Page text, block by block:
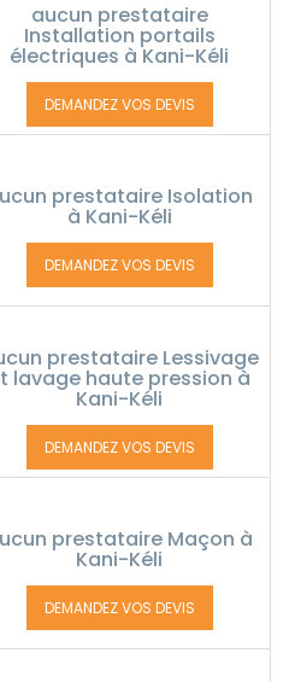
aucun prestataire
Installation portails
électriques à Kani-Kéli
DEMANDEZ VOS DEVIS
prestataire Isolation
à Kani-Kéli
DEMANDEZ VOS DEVIS
prestataire Lessivage
lavage haute pression à
Kani-Kéli
DEMANDEZ VOS DEVIS
prestataire Maçon à
Kani-Kéli
DEMANDEZ VOS DEVIS